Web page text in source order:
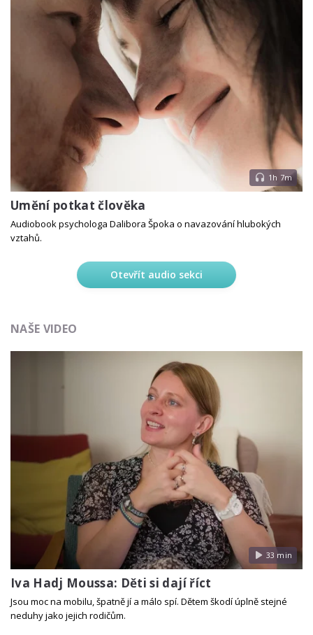
1h 7m
Umění potkat člověka
Audiobook psychologa Dalibora Špoka o navazování hlubokých
vztahů.
Otevřít audio sekci
NAŠE VIDEO
33 min
Iva Hadj Moussa: Děti si dají říct
Jsou moc na mobilu, špatně jí a málo spí. Dětem škodí úplně stejné
neduhy jako jejich rodičům.